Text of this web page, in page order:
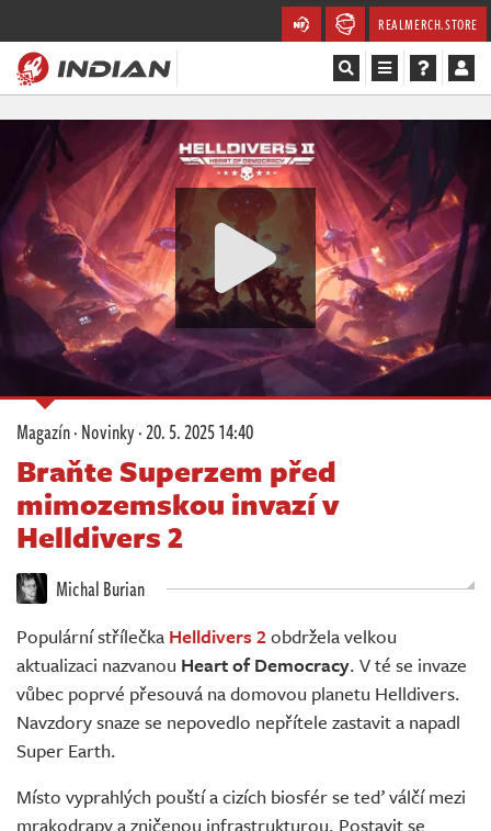
REALMERCH.STORE
Magazín
Recenze
Videa
Soutěže
Databáze
Komunita
Redakce
Živě
Magazín·Novinky·20. 5. 2025 14:40
Braňte Superzem před
mimozemskou invazí v
Helldivers 2
Michal Burian
Populární střílečka Helldivers 2obdržela velkou
aktualizaci nazvanou Heart of Democracy. V té se invaze
vůbec poprvé přesouvá na domovou planetu Helldivers.
Navzdory snaze se nepovedlo nepřítele zastavit a napadl
Super Earth.
Místo vyprahlých pouští a cizích biosfér se teď válčí mezi
mrakodrapy a zničenou infrastrukturou. Postavit se